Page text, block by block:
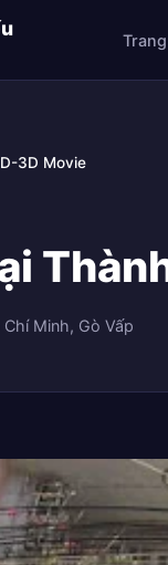
3D Movie
Minh, Gò Vấp